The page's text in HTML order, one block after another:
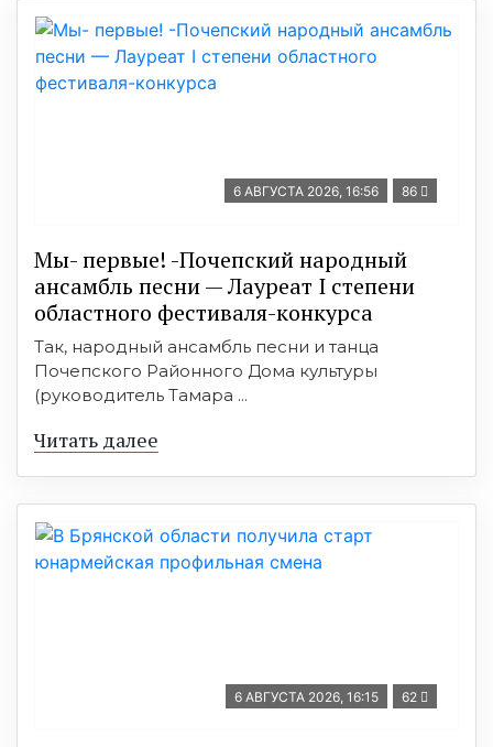
6 АВГУСТА 2026, 16:56 86
Мы- первые! -Почепский народный
ансамбль песни — Лауреат I степени
областного фестиваля-конкурса
Так, народный ансамбль песни и танца
Почепского Районного Дома культуры
(руководитель Тамара ...
Читать далее
6 АВГУСТА 2026, 16:15 62